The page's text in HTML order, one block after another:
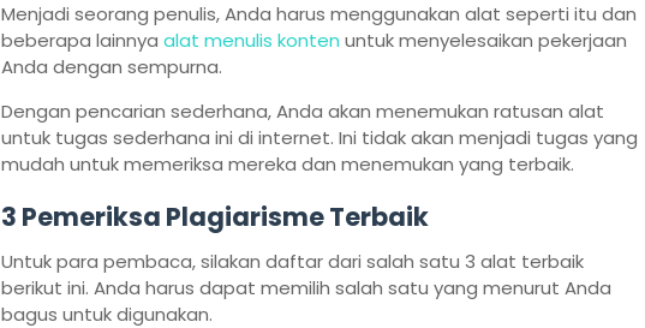
Menjadi seorang penulis, Anda harus menggunakan alat seperti itu dan
beberapa lainnya alat menulis konten untuk menyelesaikan pekerjaan
Anda dengan sempurna.
Dengan pencarian sederhana, Anda akan menemukan ratusan alat
untuk tugas sederhana ini di internet. Ini tidak akan menjadi tugas yang
mudah untuk memeriksa mereka dan menemukan yang terbaik.
3 Pemeriksa Plagiarisme Terbaik
Untuk para pembaca, silakan daftar dari salah satu 3 alat terbaik
berikut ini. Anda harus dapat memilih salah satu yang menurut Anda
bagus untuk digunakan.